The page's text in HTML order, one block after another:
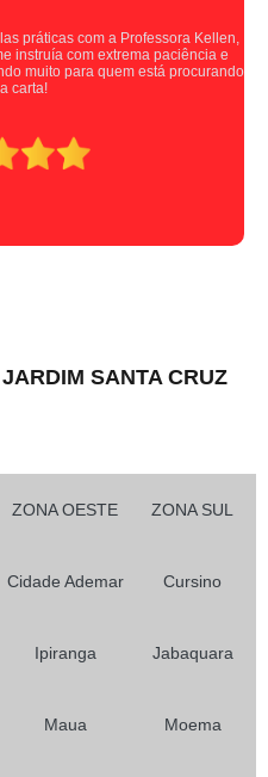
práticas com a Professora Kellen,
instruía com extrema paciência e
muito para quem está procurando
carta!
SANTA CRUZ
ZONA OESTE ZONA SUL
Cidade Ademar Cursino
Ipiranga Jabaquara
Maua Moema